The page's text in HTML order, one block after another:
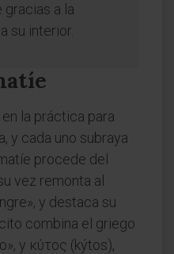
gracias a la
su interior.
la práctica para
y cada uno subraya
procede del
vez remonta al
y destaca su
combina el griego
y κύτος (kýtos),